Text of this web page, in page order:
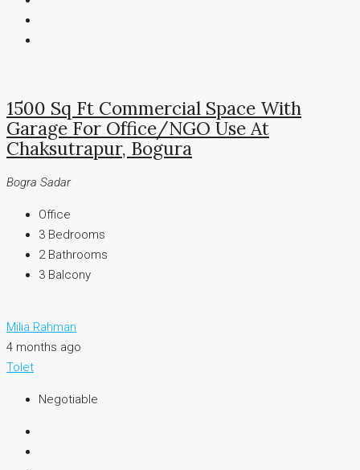
1500 Sq Ft Commercial Space With
Garage For Office/NGO Use At
Chaksutrapur, Bogura
Bogra Sadar
Office
3 Bedrooms
2 Bathrooms
3 Balcony
Milia Rahman
4 months ago
Tolet
Negotiable